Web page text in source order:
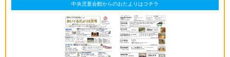
中央児童会館からのおたよりはコチラ